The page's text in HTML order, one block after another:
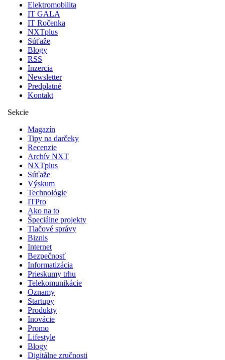
Elektromobilita
IT GALA
IT Ročenka
NXTplus
Súťaže
Blogy
RSS
Inzercia
Newsletter
Predplatné
Kontakt
Sekcie
Magazín
Tipy na darčeky
Recenzie
Archív NXT
NXTplus
Súťaže
Výskum
Technológie
ITPro
Ako na to
Špeciálne projekty
Tlačové správy
Biznis
Internet
Bezpečnosť
Informatizácia
Prieskumy trhu
Telekomunikácie
Oznamy
Startupy
Produkty
Inovácie
Promo
Lifestyle
Blogy
Digitálne zručnosti